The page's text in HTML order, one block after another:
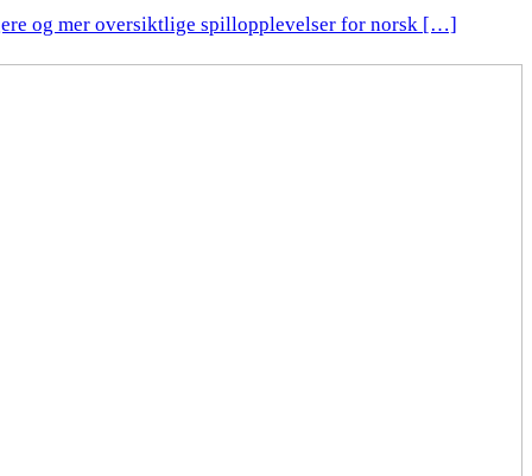
og mer oversiktlige spillopplevelser for norsk […]